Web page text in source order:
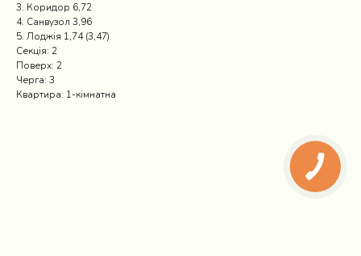
3. Коридор 6,72
4. Санвузол 3,96
5. Лоджія 1,74 (3,47)
Секція: 2
Поверх: 2
Черга: 3
Квартира: 1-кімнатна